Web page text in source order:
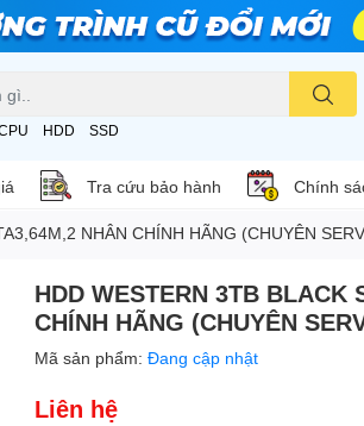
HDD SSD
Tra cứu bảo hành Chính
NHÂN CHÍNH HÃNG (CHUYÊN
HDD WESTERN 3TB BLACK
CHÍNH HÃNG (CHUYÊN
Mã sản phẩm:Đang cập nhật
Liên hệ